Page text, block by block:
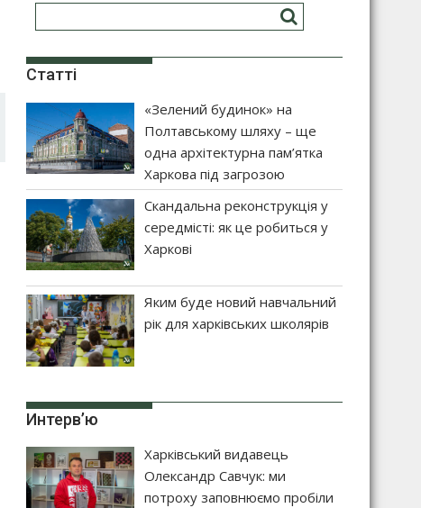
Статті
«Зелений будинок» на
Полтавському шляху – ще
одна архітектурна пам’ятка
Харкова під загрозою
Скандальна реконструкція у
середмісті: як це робиться у
Харкові
Яким буде новий навчальний
рік для харківських школярів
Интерв’ю
Харківський видавець
Олександр Савчук: ми
потроху заповнюємо пробіли